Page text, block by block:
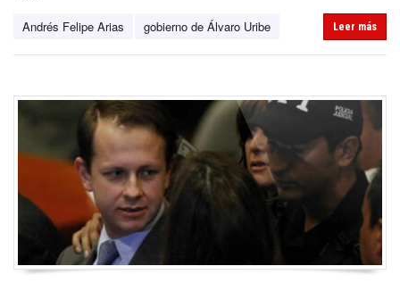
Andrés Felipe Arias gobierno de Álvaro Uribe Leer más